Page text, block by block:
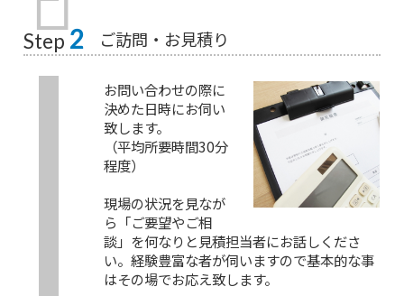
Step 2 ご訪問・お見積り
お問い合わせの際に
決めた日時にお伺い
致します。
（平均所要時間30分
程度）
現場の状況を見なが
ら「ご要望やご相
談」を何なりと見積担当者にお話しくださ
い。経験豊富な者が伺いますので基本的な事
はその場でお応え致します。